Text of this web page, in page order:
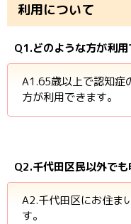
利用について
Q1.どのような方が利用
A1.65歳以上で認知症
方が利用できます。
Q2.千代田区民以外でも
A2.千代田区にお住ま
す。